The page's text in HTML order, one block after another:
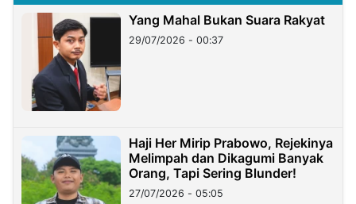
Yang Mahal Bukan Suara Rakyat
29/07/2026 - 00:37
Haji Her Mirip Prabowo, Rejekinya
Melimpah dan Dikagumi Banyak
Orang, Tapi Sering Blunder!
27/07/2026 - 05:05